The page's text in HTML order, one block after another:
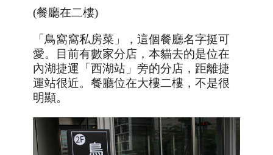
(餐廳在二樓)
「鳥窩窩私房菜」，這個餐廳名字挺可
愛。目前有數家分店，本貓去的是位在
內湖捷運「西湖站」旁的分店，距離捷
運站很近。餐廳位在大樓二樓，不是很
明顯。